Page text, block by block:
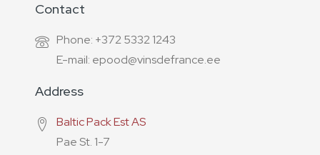
Contact
Phone: +372 5332 1243
E-mail: epood@vinsdefrance.ee
Address
Baltic Pack Est AS
Pae St. 1-7